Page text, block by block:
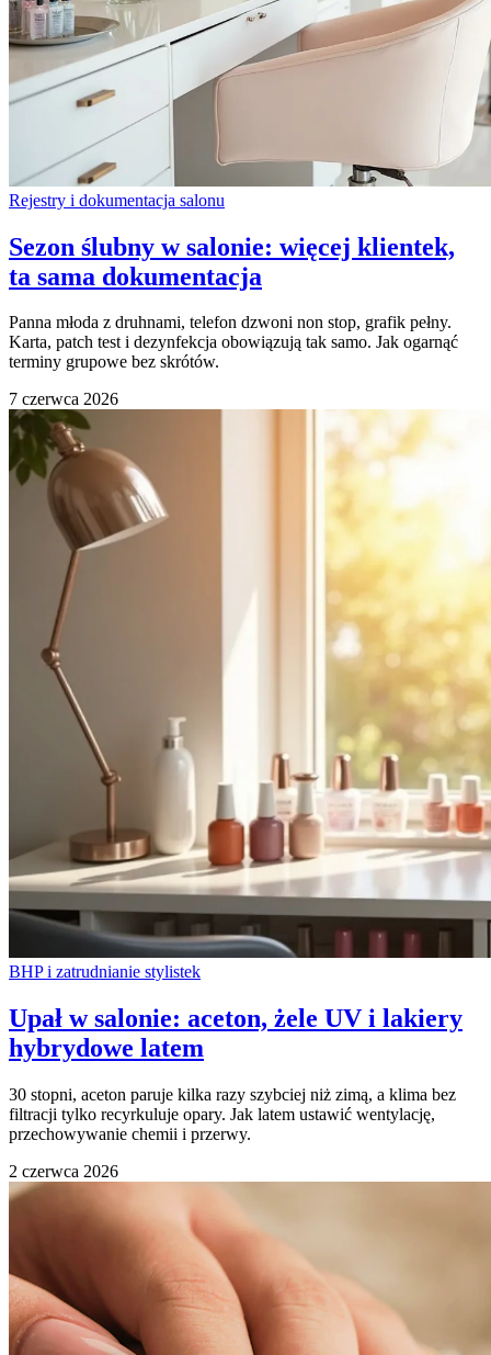
Rejestry i dokumentacja salonu
Sezon ślubny w salonie: więcej klientek,
ta sama dokumentacja
Panna młoda z druhnami, telefon dzwoni non stop, grafik pełny.
Karta, patch test i dezynfekcja obowiązują tak samo. Jak ogarnąć
terminy grupowe bez skrótów.
7 czerwca 2026
BHP i zatrudnianie stylistek
Upał w salonie: aceton, żele UV i lakiery
hybrydowe latem
30 stopni, aceton paruje kilka razy szybciej niż zimą, a klima bez
filtracji tylko recyrkuluje opary. Jak latem ustawić wentylację,
przechowywanie chemii i przerwy.
2 czerwca 2026